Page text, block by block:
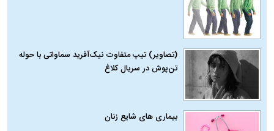
(تصاویر) تیپ متفاوت نیک‌آفرید سماواتی با حوله
تن‌پوش در سریال کلاغ
بیماری‌ های شایع زنان